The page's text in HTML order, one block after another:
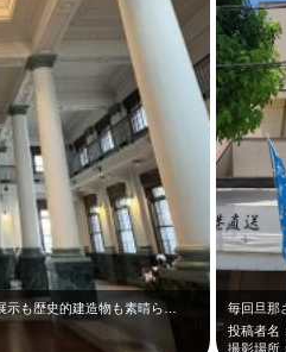
示も歴史的建造物も素晴ら…
投稿者名
撮影場所